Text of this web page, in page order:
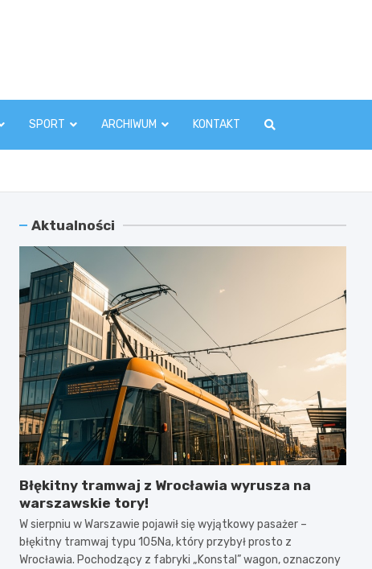
SPORT ARCHIWUM KONTAKT
Aktualności
Błękitny tramwaj z Wrocławia wyrusza na
warszawskie tory!
W sierpniu w Warszawie pojawił się wyjątkowy pasażer –
błękitny tramwaj typu 105Na, który przybył prosto z
Wrocławia. Pochodzący z fabryki „Konstal” wagon, oznaczony